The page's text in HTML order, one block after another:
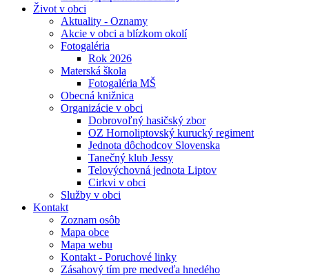
Život v obci
Aktuality - Oznamy
Akcie v obci a blízkom okolí
Fotogaléria
Rok 2026
Materská škola
Fotogaléria MŠ
Obecná knižnica
Organizácie v obci
Dobrovoľný hasičský zbor
OZ Hornoliptovský kurucký regiment
Jednota dôchodcov Slovenska
Tanečný klub Jessy
Telovýchovná jednota Liptov
Cirkvi v obci
Služby v obci
Kontakt
Zoznam osôb
Mapa obce
Mapa webu
Kontakt - Poruchové linky
Zásahový tím pre medveďa hnedého